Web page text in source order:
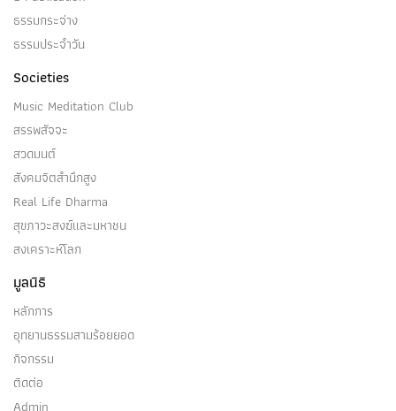
ธรรมกระจ่าง
ธรรมประจำวัน
Societies
Music Meditation Club
สรรพสัจจะ
สวดมนต์
สังคมจิตสำนึกสูง
Real Life Dharma
สุขภาวะสงฆ์และมหาชน
สงเคราะห์โลก
มูลนิธิ
หลักการ
อุทยานธรรมสามร้อยยอด
กิจกรรม
ติดต่อ
Admin